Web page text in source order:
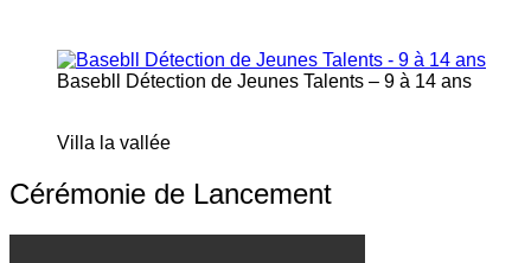
Basebll Détection de Jeunes Talents – 9 à 14 ans
Villa la vallée
Cérémonie de Lancement